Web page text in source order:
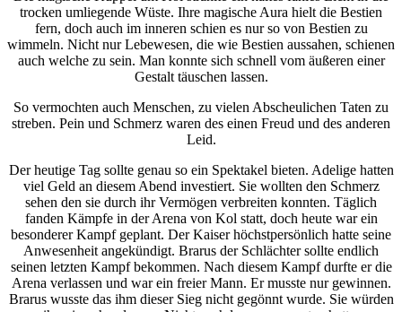
trocken umliegende Wüste. Ihre magische Aura hielt die Bestien
fern, doch auch im inneren schien es nur so von Bestien zu
wimmeln. Nicht nur Lebewesen, die wie Bestien aussahen, schienen
auch welche zu sein. Man konnte sich schnell vom äußeren einer
Gestalt täuschen lassen.
So vermochten auch Menschen, zu vielen Abscheulichen Taten zu
streben. Pein und Schmerz waren des einen Freud und des anderen
Leid.
Der heutige Tag sollte genau so ein Spektakel bieten. Adelige hatten
viel Geld an diesem Abend investiert. Sie wollten den Schmerz
sehen den sie durch ihr Vermögen verbreiten konnten. Täglich
fanden Kämpfe in der Arena von Kol statt, doch heute war ein
besonderer Kampf geplant. Der Kaiser höchstpersönlich hatte seine
Anwesenheit angekündigt. Brarus der Schlächter sollte endlich
seinen letzten Kampf bekommen. Nach diesem Kampf durfte er die
Arena verlassen und war ein freier Mann. Er musste nur gewinnen.
Brarus wusste das ihm dieser Sieg nicht gegönnt wurde. Sie würden